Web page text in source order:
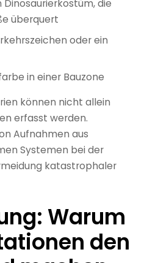
Dinosaurierkostüm, die
überquert
oder ein
in einer Bauzone
können nicht allein
erfasst werden.
Aufnahmen aus
Systemen bei der
katastrophaler
Warum
den